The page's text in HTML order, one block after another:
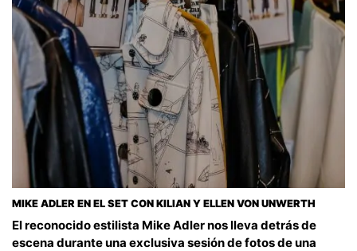
MIKE ADLER EN EL SET CON KILIAN Y ELLEN VON UNWERTH
El reconocido estilista Mike Adler nos lleva detrás de
escena durante una exclusiva sesión de fotos de una